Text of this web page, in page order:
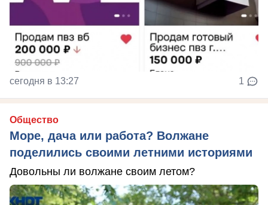
сегодня в 13:27 1
Общество
Море, дача или работа? Волжане
поделились своими летними историями
Довольны ли волжане своим летом?